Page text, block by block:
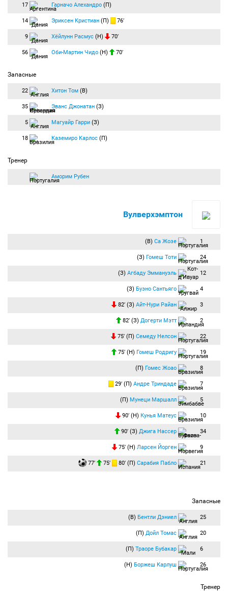
17 Гарначо Алехандро (П)
14 Эриксен Кристиан (П) 76′
9 Хёйлунн Расмус (Н) 70′
56 Оби-Мартин Чидо (Н) 70′
Запасные
22 Хитон Том (В)
35 Эванс Джонатан (З)
5 Магуайр Гарри (З)
18 Каземиро Карлос (П)
Тренер
Аморим Рубен
Вулверхэмптон
(В) Са Жозе 1
(З) Гомеш Тоти 24
(З) Агбаду Эммануэль 12
(З) Буэно Сантьяго 4
82′ (З) Айт-Нури Райан 3
82′ (З) Догерти Мэтт 2
75′ (П) Семеду Нелсон 22
75′ (Н) Гомеш Родригу 19
(П) Гомес Жоао 8
29′ (П) Андре Триндаде 7
(П) Мунеци Маршалл 5
90′ (Н) Кунья Матеус 10
90′ (З) Джига Нассер 34
75′ (Н) Ларсен Йорген 9
77′ 75′ 80′ (П) Сарабия Пабло 21
Запасные
(В) Бентли Дэниел 25
(П) Дойл Томас 20
(П) Траоре Бубакар 6
(Н) Боржеш Карлуш 26
Тренер